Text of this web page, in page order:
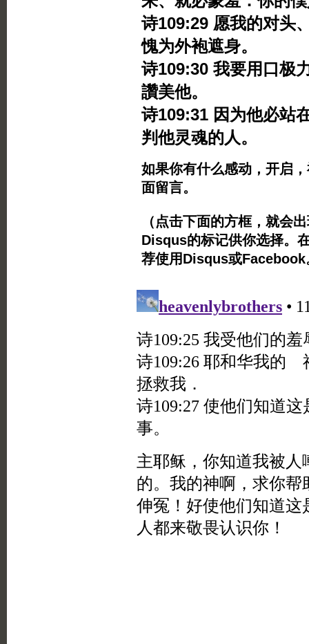
诗109:29 愿我的对头
愧为外袍遮身。
诗109:30 我要用口极
讚美他。
诗109:31 因为他必站
判他灵魂的人。
如果你有什么感动，开启
面留言。
（点击下面的方框，就会
Disqus的标记供你选择。
荐使用Disqus或